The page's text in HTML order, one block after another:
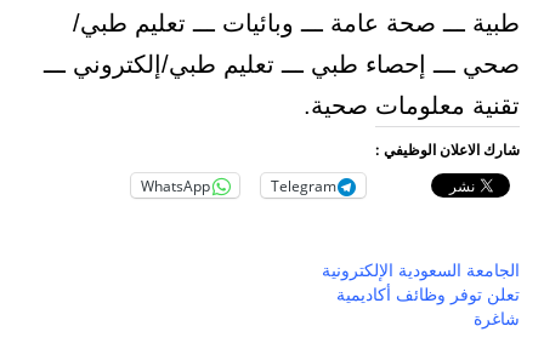
طبية ـــ صحة عامة ـــ وبائيات ـــ تعليم طبي/
صحي ـــ إحصاء طبي ـــ تعليم طبي/إلكتروني ـــ
تقنية معلومات صحية.
شارك الاعلان الوظيفي :
Telegram
WhatsApp
الجامعة السعودية الإلكترونية
تعلن توفر وظائف أكاديمية
شاغرة